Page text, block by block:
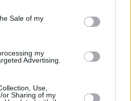
purposes in below Google
Sale of my
my
Advertising.
Use,
or Sharing of my
: Μάνιον,
Ρίτσι, Ντιόπ, Σιλντς, Νίμπο,